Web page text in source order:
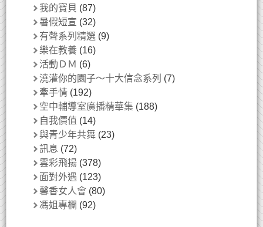
我的寶貝 (87)
暑假短宣 (32)
有聲系列精選 (9)
樂在教養 (16)
活動ＤＭ (6)
澆灌你的園子～十大信念系列 (7)
牽手情 (192)
空中輔導室廣播精華集 (188)
自我價值 (14)
與青少年共舞 (23)
訊息 (72)
雲彩飛揚 (378)
面對外遇 (123)
馨香女人會 (80)
馮姐專欄 (92)